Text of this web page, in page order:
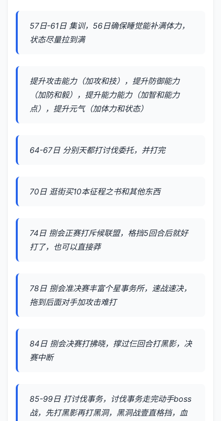
57日-61日 集训，56日确保睡觉能补满体力，
状态尽量拉到满
提升攻击能力（加攻和技），提升防御能力
（加防和毅），提升能力能力（加智和能力
点），提升元气（加体力和状态）
64-67日 分别天都打讨伐委托，并打完
70日 逛街买10本征程之书和其他东西
74日 捌会正赛打斥候联盟，格挡5回合后就好
打了，也可以直接莽
78日 捌会准决赛丰富个星事务所，速战速决，
拖到后面对手加攻击难打
84日 捌会决赛打拂晓，撑过仨回合打黑影，决
赛中断
85-99日 打讨伐事务，讨伐事务走完动手boss
战，先打黑影再打黑洞，黑洞战壹直格挡，血